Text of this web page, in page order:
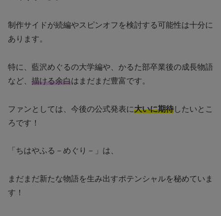
制作サイドが続編やスピンオフを検討する可能性は十分に
あります。
特に、藍沢めぐるの大学編や、かるた部卒業後の成長物語
など、 描ける余白はまだまだ豊富です。
ファンとしては、今後の公式発表に大いに期待したいとこ
ろです！
「ちはやふる－めぐり－」は、
まだまだ新たな物語を生み出すポテンシャルを秘めていま
す！